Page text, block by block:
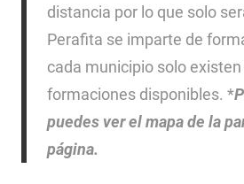
distancia por lo que solo
Perafita se imparte de
cada municipio solo
formaciones disponibles. *
puedes ver el mapa de la
página.